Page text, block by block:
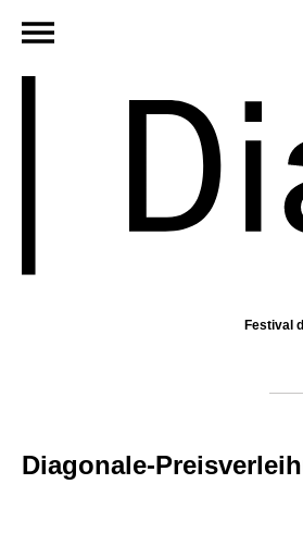
Festival
Diagonale-